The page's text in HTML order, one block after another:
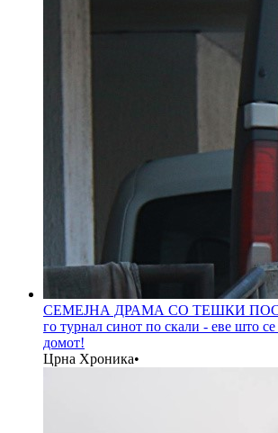
СЕМЕЈНА ДРАМА СО ТЕШКИ
го турнал синот по скали - еве што
домот!
Црна Хроника•